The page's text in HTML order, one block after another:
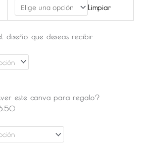
Limpiar
diseño que deseas recibir
este canva para regalo?